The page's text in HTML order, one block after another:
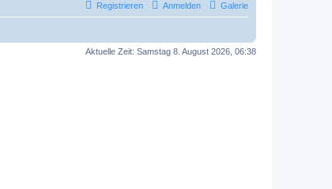
Galerie
Anmelden
Registrieren
Aktuelle Zeit: Samstag 8. August 2026, 06:38